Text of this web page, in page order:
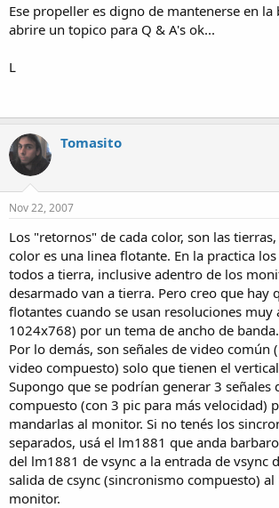
Ese propeller es digno de mantenerse en la
abrire un topico para Q & A's ok...
L
Tomasito
Nov 22, 2007
Los "retornos" de cada color, son las
color es una linea flotante. En la practica
todos a tierra, inclusive adentro de los
desarmado van a tierra. Pero creo que hay
flotantes cuando se usan resoluciones muy
1024x768) por un tema de ancho de banda.
Por lo demás, son señales de video común
video compuesto) solo que tienen el
Supongo que se podrían generar 3 señales
compuesto (con 3 pic para más velocidad)
mandarlas al monitor. Si no tenés los
separados, usá el lm1881 que anda
del lm1881 de vsync a la entrada de vsync
salida de csync (sincronismo compuesto) al
monitor.